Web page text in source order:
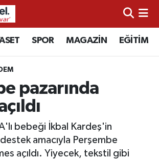
SPOR MAGAZİN EĞİTİM
pazarında
bebeği İkbal Kardeş'in
destek amacıyla Perşembe
açıldı. Yiyecek, tekstil gibi
Eczaneler
Vakitleri
Yoğunluk Haritası
Durumu ve Fikstür